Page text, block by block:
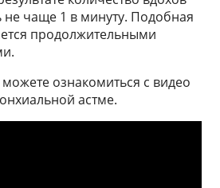
чаще 1 в минуту. Подобная
продолжительными
ознакомиться с видео
астме.